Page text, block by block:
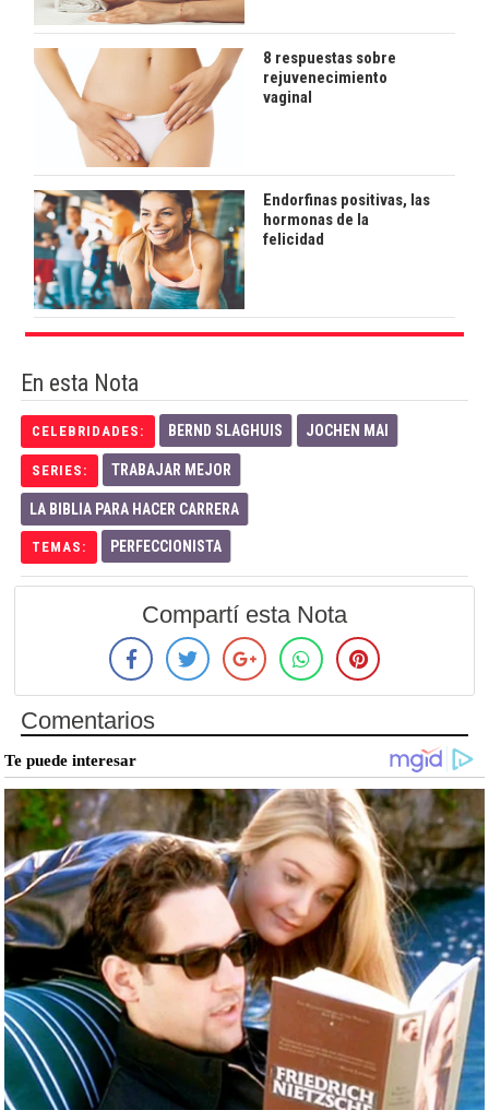
8 respuestas sobre
rejuvenecimiento
vaginal
Endorfinas positivas, las
hormonas de la
felicidad
En esta Nota
CELEBRIDADES: BERND SLAGHUIS JOCHEN MAI
SERIES: TRABAJAR MEJOR
LA BIBLIA PARA HACER CARRERA
TEMAS: PERFECCIONISTA
Compartí esta Nota
Comentarios